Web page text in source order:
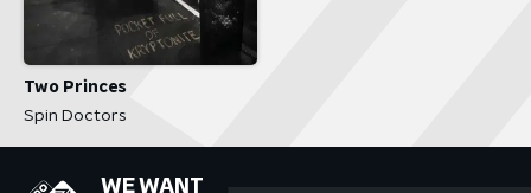
Two Princes
Spin Doctors
WE WANT